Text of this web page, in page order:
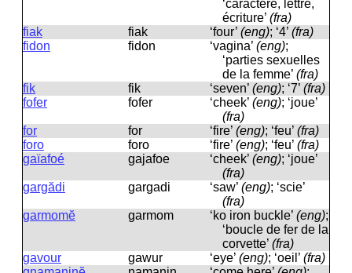
‘caractère, lettre,
écriture’ (fra)
fiak
fiak ‘four’ (eng); ‘4’ (fra)
fidon
fidon ‘vagina’ (eng);
‘parties sexuelles
de la femme’ (fra)
fik
fik ‘seven’ (eng); ‘7’ (fra)
fofer
fofer ‘cheek’ (eng); ‘joue’
(fra)
for
for ‘fire’ (eng); ‘feu’ (fra)
foro
foro ‘fire’ (eng); ‘feu’ (fra)
gaïafoé
ɡajafoe ‘cheek’ (eng); ‘joue’
(fra)
gargădi
ɡarɡadi ‘saw’ (eng); ‘scie’
(fra)
garmomĕ
ɡarmom ‘ko iron buckle’ (eng);
‘boucle de fer de la
corvette’ (fra)
gavour
ɡawur ‘eye’ (eng); ‘oeil’ (fra)